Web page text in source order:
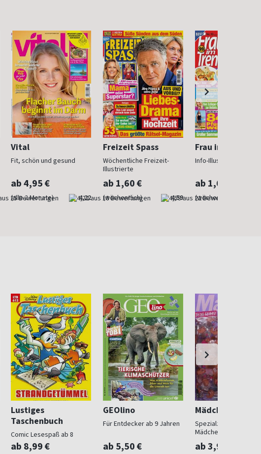
Vital
Fit, schön und gesund
ab 4,95 €
(alle 2 Monate) 4,22
Freizeit Spass
Wöchentliche Freizeit-
Illustrierte
ab 1,60 €
(wöchentlich) 4,59
Frau im Trend
Info-Illustrierte für
ab 1,60 €
(wöchentlich)
Lustiges
Taschenbuch
Comic Lesespaß ab 8
ab 8,99 €
GEOlino
Für Entdecker ab 9 Jahren
ab 5,50 €
Mädchen
Spezialzeitschrift für
Mädchen
ab 3,99 €